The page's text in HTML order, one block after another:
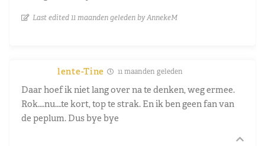
Last edited 11 maanden geleden by AnnekeM
lente-Tine 11 maanden geleden
Daar hoef ik niet lang over na te denken, weg ermee.
Rok….nu….te kort, top te strak. En ik ben geen fan van
de peplum. Dus bye bye